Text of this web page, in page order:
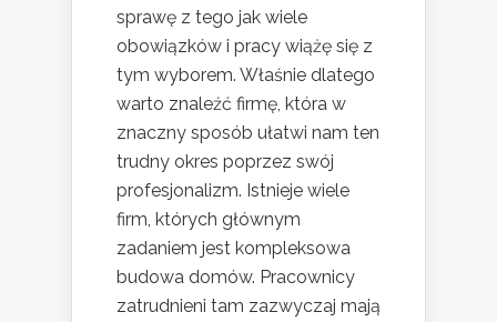
sprawę z tego jak wiele
obowiązków i pracy wiążę się z
tym wyborem. Właśnie dlatego
warto znaleźć firmę, która w
znaczny sposób ułatwi nam ten
trudny okres poprzez swój
profesjonalizm. Istnieje wiele
firm, których głównym
zadaniem jest kompleksowa
budowa domów. Pracownicy
zatrudnieni tam zazwyczaj mają